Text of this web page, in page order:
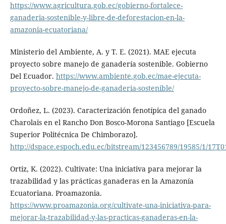
https://www.agricultura.gob.ec/gobierno-fortalece-
ganaderia-sostenible-y-libre-de-deforestacion-en-la-
amazonia-ecuatoriana/
Ministerio del Ambiente, A. y T. E. (2021). MAE ejecuta
proyecto sobre manejo de ganadería sostenible. Gobierno
Del Ecuador. https://www.ambiente.gob.ec/mae-ejecuta-
proyecto-sobre-manejo-de-ganaderia-sostenible/
Ordoñez, L. (2023). Caracterización fenotípica del ganado
Charolais en el Rancho Don Bosco-Morona Santiago [Escuela
Superior Politécnica De Chimborazo].
http://dspace.espoch.edu.ec/bitstream/123456789/19585/1/
Ortiz, K. (2022). Cultivate: Una iniciativa para mejorar la
trazabilidad y las prácticas ganaderas en la Amazonía
Ecuatoriana. Proamazonia.
https://www.proamazonia.org/cultivate-una-iniciativa-para-
mejorar-la-trazabilidad-y-las-practicas-ganaderas-en-la-